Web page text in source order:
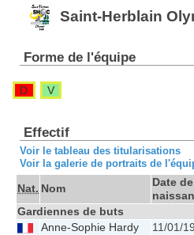
Saint-Herblain
Forme de l'équipe
D V
Effectif
Voir le tableau des titularisations
Voir la galerie de portraits de
Nat. Nom
Date de
Gardiennes de buts
Anne-Sophie Hardy
11/01/